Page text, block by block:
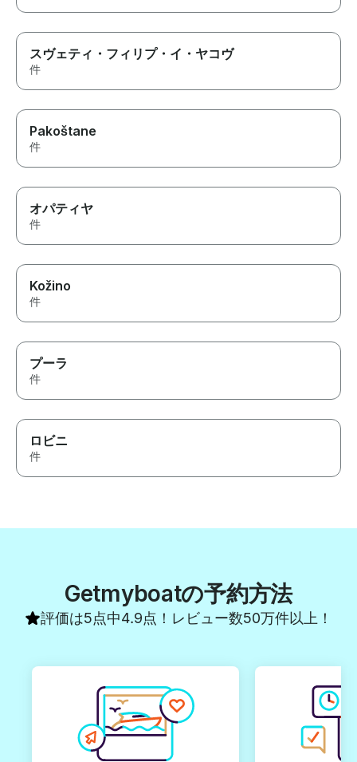
スヴェティ・フィリプ・イ・ヤコヴ
件
Pakoštane
件
オパティヤ
件
Kožino
件
プーラ
件
ロビニ
件
Getmyboatの予約方法
評価は5点中4.9点！レビュー数50万件以上！